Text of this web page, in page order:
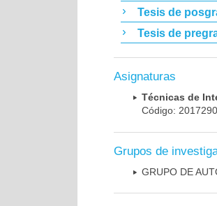
Tesis de
Tesis de
Asignaturas
Técnicas de
Código:
Grupos de
GRUPO DE